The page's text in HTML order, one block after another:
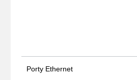
Porty Ethernet